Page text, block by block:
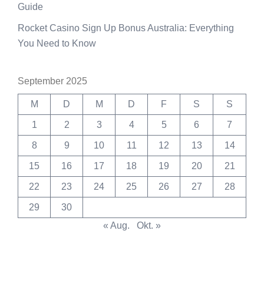
Guide
Rocket Casino Sign Up Bonus Australia: Everything
You Need to Know
September 2025
M D M D F S S
1 2 3 4 5 6 7
8 9 10 11 12 13 14
15 16 17 18 19 20 21
22 23 24 25 26 27 28
29
30
« Aug.
Okt. »